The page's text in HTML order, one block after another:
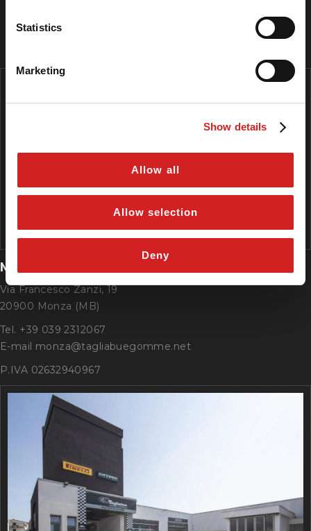
Statistics
Marketing
Show details
Allow all
Allow selection
Deny
MONZA CENTRO
Via Francesco Zanzi, 19
20900 Monza (MB)
Tel. +39 039 2312067
E-mail monza@tagliabuegomme.net
P.IVA 02632940967